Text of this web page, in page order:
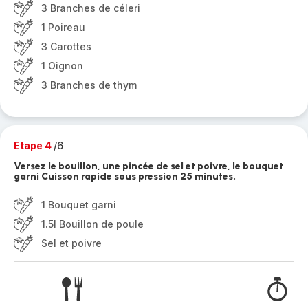
3 Branches de céleri
1 Poireau
3 Carottes
1 Oignon
3 Branches de thym
Etape 4 /6
Versez le bouillon, une pincée de sel et poivre, le bouquet
garni Cuisson rapide sous pression 25 minutes.
1 Bouquet garni
1.5l Bouillon de poule
Sel et poivre